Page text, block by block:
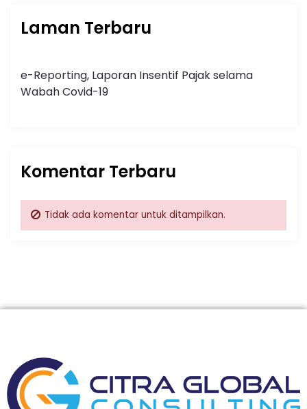
Laman Terbaru
e-Reporting, Laporan Insentif Pajak selama
Wabah Covid-19
Komentar Terbaru
Tidak ada komentar untuk ditampilkan.